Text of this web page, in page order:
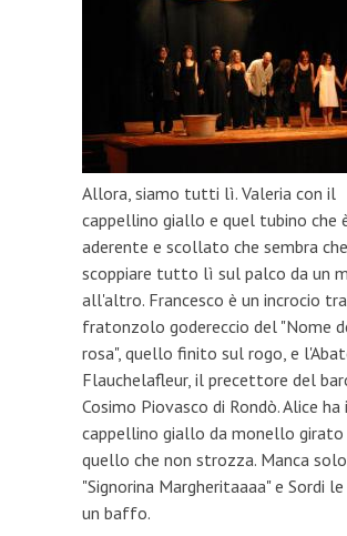
Allora, siamo tutti lì. Valeria con il
cappellino giallo e quel tubino che
aderente e scollato che sembra
scoppiare tutto lì sul palco da un
all'altro. Francesco è un incrocio
fratonzolo godereccio del "Nome
rosa", quello finito sul rogo, e
Flauchelafleur, il precettore del
Cosimo Piovasco di Rondò. Alice ha
cappellino giallo da monello girato
quello che non strozza. Manca
"Signorina Margheritaaaa" e Sordi
un baffo.